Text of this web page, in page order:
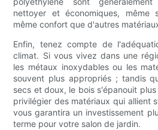
nettoyer et économiques,
même confort que d'autres
Enfin, tenez compte de
climat. Si vous vivez dans une
les métaux inoxydables ou les
souvent plus appropriés ; tandis
secs et doux, le bois s'épanouit
privilégier des matériaux qui allient
vous garantira un investissement
terme pour votre salon de jardin.